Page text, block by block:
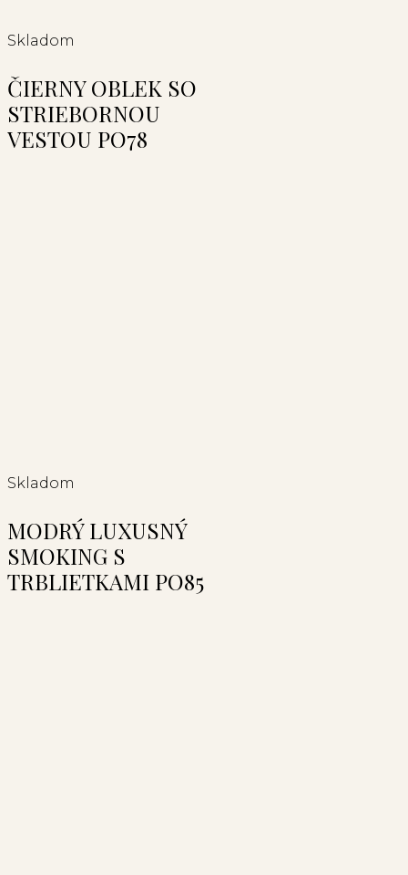
Skladom
ČIERNY OBLEK SO
STRIEBORNOU
VESTOU PO78
Skladom
MODRÝ LUXUSNÝ
SMOKING S
TRBLIETKAMI PO85